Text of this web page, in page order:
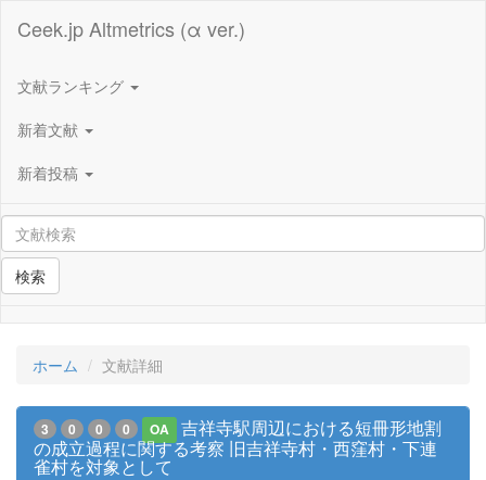
Ceek.jp Altmetrics (α ver.)
文献ランキング
新着文献
新着投稿
検索
ホーム 文献詳細
3 0 0 0 OA
吉祥寺駅周辺における短冊形地割
の成立過程に関する考察 旧吉祥寺村・西窪村・下連
雀村を対象として